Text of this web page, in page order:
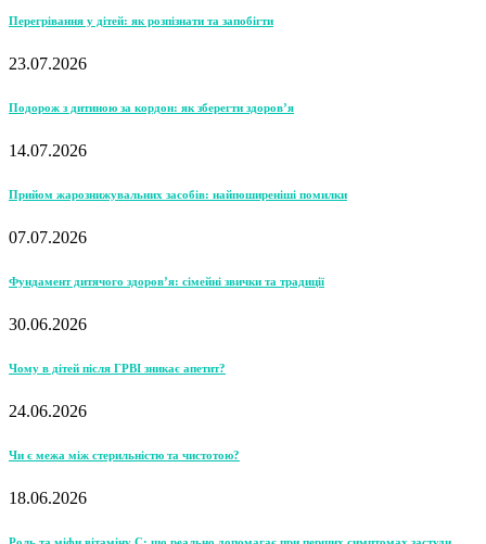
Перегрівання у дітей: як розпізнати та запобігти
23.07.2026
Подорож з дитиною за кордон: як зберегти здоров’я
14.07.2026
Прийом жарознижувальних засобів: найпоширеніші помилки
07.07.2026
Фундамент дитячого здоров’я: сімейні звички та традиції
30.06.2026
Чому в дітей після ГРВІ зникає апетит?
24.06.2026
Чи є межа між стерильністю та чистотою?
18.06.2026